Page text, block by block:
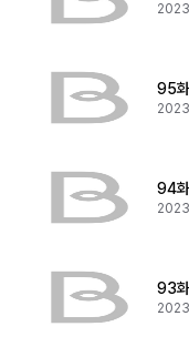
95화
94화
93화